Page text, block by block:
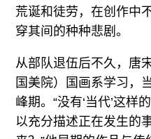
荒诞和徒劳，在创作中
穿其间的种种悲剧。
从部队退伍后不久，唐
国美院）国画系学习，
峰期。“没有‘当代’这样
以充分描述正在发生的